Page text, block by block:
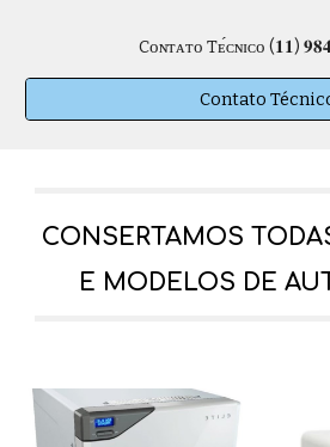
Cᴏɴᴛᴀᴛᴏ Tᴇ́ᴄɴɪᴄᴏ (𝟏𝟏)
Contato
CONSERTAMOS
E MODELOS DE